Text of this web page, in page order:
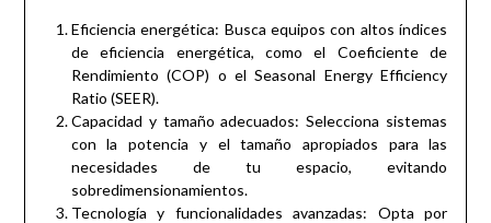
Eficiencia energética: Busca equipos con altos índices
de eficiencia energética, como el Coeficiente de
Rendimiento (COP) o el Seasonal Energy Efficiency
Ratio (SEER).
Capacidad y tamaño adecuados: Selecciona sistemas
con la potencia y el tamaño apropiados para las
necesidades de tu espacio, evitando
sobredimensionamientos.
Tecnología y funcionalidades avanzadas: Opta por